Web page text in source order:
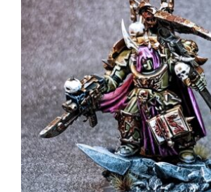
WYBRANIEC
NURGLE’A
(PREZENTACJA)